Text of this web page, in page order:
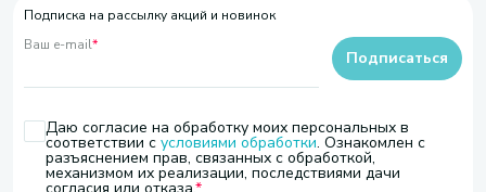
Подписка на рассылку акций и новинок
Ваш e-mail*
Даю согласие на обработку моих персональных в
соответствии с условиями обработки. Ознакомлен с
разъяснением прав, связанных с обработкой,
механизмом их реализации, последствиями дачи
Подписаться